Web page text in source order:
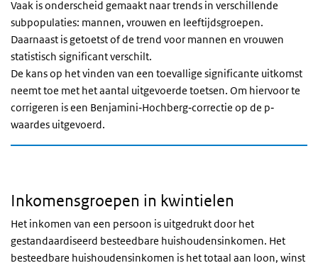
Vaak is onderscheid gemaakt naar trends in verschillende
subpopulaties: mannen, vrouwen en leeftijdsgroepen.
Daarnaast is getoetst of de trend voor mannen en vrouwen
statistisch significant verschilt.
De kans op het vinden van een toevallige significante uitkomst
neemt toe met het aantal uitgevoerde toetsen. Om hiervoor te
corrigeren is een Benjamini‐Hochberg‐correctie op de p‐
waardes uitgevoerd.
Inkomensgroepen in kwintielen
Het inkomen van een persoon is uitgedrukt door het
gestandaardiseerd besteedbare huishoudensinkomen. Het
besteedbare huishoudensinkomen is het totaal aan loon, winst